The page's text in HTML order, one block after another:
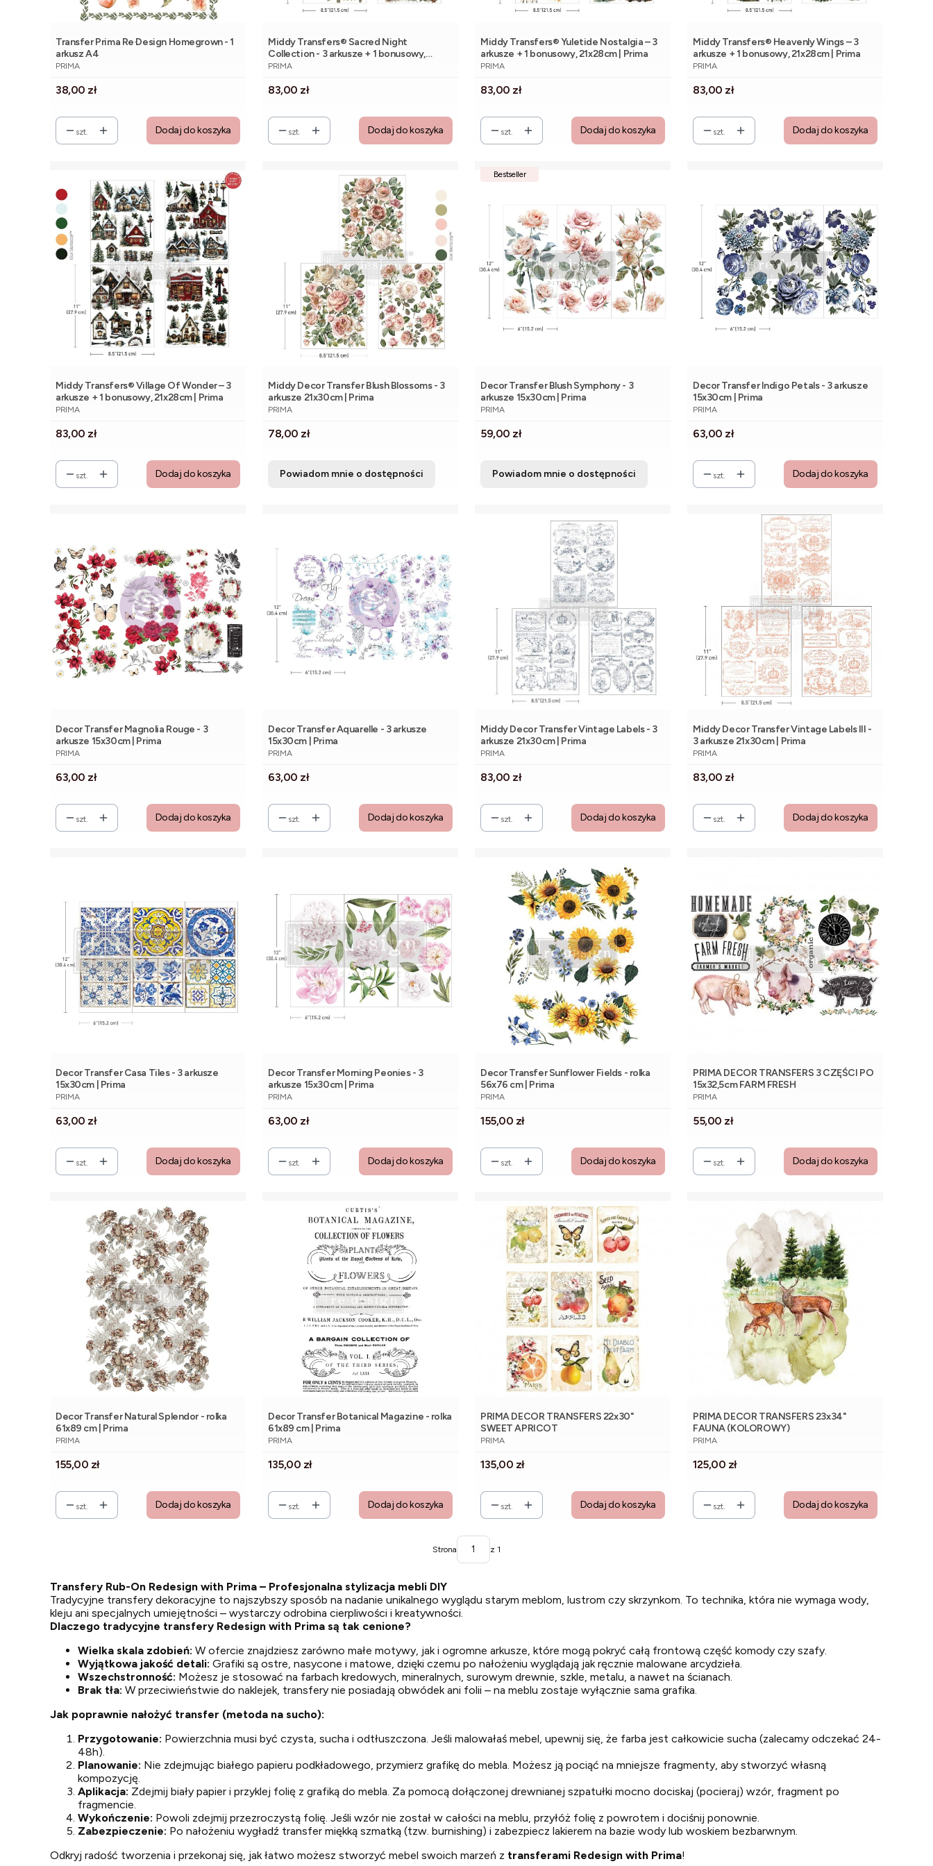
Transfer Prima Re·Design Homegrown - 1
arkusz A4
PRODUCENT
PRIMA
Cena
38,00 zł
szt. Dodaj do koszyka
Middy Transfers® Sacred Night
Collection - 3 arkusze + 1 bonusowy,
21x28cm | Prima
PRODUCENT
PRIMA
Cena
83,00 zł
szt. Dodaj do koszyka
Middy Transfers® Yuletide Nostalgia – 3
arkusze + 1 bonusowy, 21x28cm | Prima
PRODUCENT
PRIMA
Cena
83,00 zł
szt. Dodaj do koszyka
Middy Transfers® Heavenly Wings – 3
arkusze + 1 bonusowy, 21x28cm | Prima
PRODUCENT
PRIMA
Cena
83,00 zł
szt. Dodaj do koszyka
Middy Transfers® Village Of Wonder – 3
arkusze + 1 bonusowy, 21x28cm | Prima
PRODUCENT
PRIMA
Cena
83,00 zł
szt. Dodaj do koszyka
Middy Decor Transfer Blush Blossoms - 3
arkusze 21x30cm | Prima
PRODUCENT
PRIMA
Cena
78,00 zł
Powiadom mnie o dostępności
Bestseller
Decor Transfer Blush Symphony - 3
arkusze 15x30cm | Prima
PRODUCENT
PRIMA
Cena
59,00 zł
Powiadom mnie o dostępności
Decor Transfer Indigo Petals - 3 arkusze
15x30cm | Prima
PRODUCENT
PRIMA
Cena
63,00 zł
szt. Dodaj do koszyka
Decor Transfer Magnolia Rouge - 3
arkusze 15x30cm | Prima
PRODUCENT
PRIMA
Cena
63,00 zł
szt. Dodaj do koszyka
Decor Transfer Aquarelle - 3 arkusze
15x30cm | Prima
PRODUCENT
PRIMA
Cena
63,00 zł
szt. Dodaj do koszyka
Middy Decor Transfer Vintage Labels - 3
arkusze 21x30cm | Prima
PRODUCENT
PRIMA
Cena
83,00 zł
szt. Dodaj do koszyka
Middy Decor Transfer Vintage Labels III -
3 arkusze 21x30cm | Prima
PRODUCENT
PRIMA
Cena
83,00 zł
szt. Dodaj do koszyka
Decor Transfer Casa Tiles - 3 arkusze
15x30cm | Prima
PRODUCENT
PRIMA
Cena
63,00 zł
szt. Dodaj do koszyka
Decor Transfer Morning Peonies - 3
arkusze 15x30cm | Prima
PRODUCENT
PRIMA
Cena
63,00 zł
szt. Dodaj do koszyka
Decor Transfer Sunflower Fields - rolka
56x76 cm | Prima
PRODUCENT
PRIMA
Cena
155,00 zł
szt. Dodaj do koszyka
PRIMA DECOR TRANSFERS 3 CZĘŚCI PO
15x32,5cm FARM FRESH
PRODUCENT
PRIMA
Cena
55,00 zł
szt. Dodaj do koszyka
Decor Transfer Natural Splendor - rolka
61x89 cm | Prima
PRODUCENT
PRIMA
Cena
155,00 zł
szt. Dodaj do koszyka
Decor Transfer Botanical Magazine - rolka
61x89 cm | Prima
PRODUCENT
PRIMA
Cena
135,00 zł
szt. Dodaj do koszyka
PRIMA DECOR TRANSFERS 22x30"
SWEET APRICOT
PRODUCENT
PRIMA
Cena
135,00 zł
szt. Dodaj do koszyka
PRIMA DECOR TRANSFERS 23x34"
FAUNA (KOLOROWY)
PRODUCENT
PRIMA
Cena
125,00 zł
szt. Dodaj do koszyka
Strona z 1
Transfery Rub-On Redesign with Prima – Profesjonalna stylizacja mebli DIY
Tradycyjne transfery dekoracyjne to najszybszy sposób na nadanie unikalnego wyglądu starym meblom, lustrom czy skrzynkom. To technika, która nie wymaga wody,
kleju ani specjalnych umiejętności – wystarczy odrobina cierpliwości i kreatywności.
Dlaczego tradycyjne transfery Redesign with Prima są tak cenione?
Wielka skala zdobień: W ofercie znajdziesz zarówno małe motywy, jak i ogromne arkusze, które mogą pokryć całą frontową część komody czy szafy.
Wyjątkowa jakość detali: Grafiki są ostre, nasycone i matowe, dzięki czemu po nałożeniu wyglądają jak ręcznie malowane arcydzieła.
Wszechstronność: Możesz je stosować na farbach kredowych, mineralnych, surowym drewnie, szkle, metalu, a nawet na ścianach.
Brak tła: W przeciwieństwie do naklejek, transfery nie posiadają obwódek ani folii – na meblu zostaje wyłącznie sama grafika.
Jak poprawnie nałożyć transfer (metoda na sucho):
Przygotowanie: Powierzchnia musi być czysta, sucha i odtłuszczona. Jeśli malowałaś mebel, upewnij się, że farba jest całkowicie sucha (zalecamy odczekać 24-
48h).
Planowanie: Nie zdejmując białego papieru podkładowego, przymierz grafikę do mebla. Możesz ją pociąć na mniejsze fragmenty, aby stworzyć własną
kompozycję.
Aplikacja: Zdejmij biały papier i przyklej folię z grafiką do mebla. Za pomocą dołączonej drewnianej szpatułki mocno dociskaj (pocieraj) wzór, fragment po
fragmencie.
Wykończenie: Powoli zdejmij przezroczystą folię. Jeśli wzór nie został w całości na meblu, przyłóż folię z powrotem i dociśnij ponownie.
Zabezpieczenie: Po nałożeniu wygładź transfer miękką szmatką (tzw. burnishing) i zabezpiecz lakierem na bazie wody lub woskiem bezbarwnym.
Odkryj radość tworzenia i przekonaj się, jak łatwo możesz stworzyć mebel swoich marzeń z transferami Redesign with Prima!